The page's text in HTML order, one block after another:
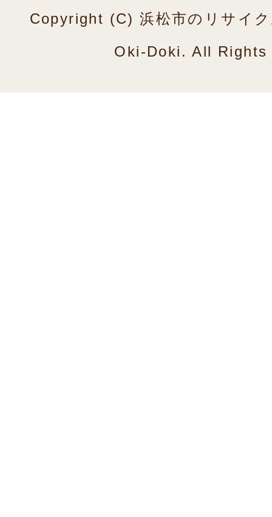
Copyright (C) 浜松市のリサイ
Oki-Doki. All Rights